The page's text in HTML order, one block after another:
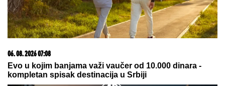
06. 08. 2026 07:08
Evo u kojim banjama važi vaučer od 10.000 dinara -
kompletan spisak destinacija u Srbiji